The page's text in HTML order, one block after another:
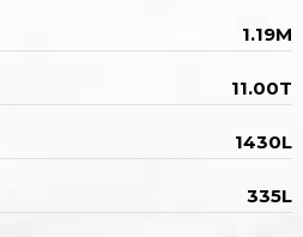
1.19M
11.00T
1430L
335L